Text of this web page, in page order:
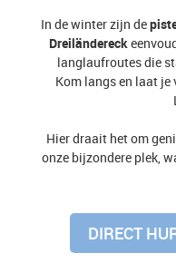
In de winter zijn de
Dreiländereck
langlaufroutes die
Kom langs en laat je
Hier draait het om
onze bijzondere plek,
DIRECT